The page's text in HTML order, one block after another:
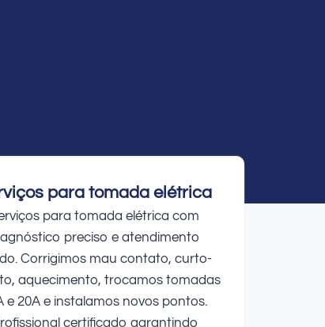
para tomada elétrica
para tomada elétrica com
preciso e atendimento
Corrigimos mau contato, curto-
aquecimento, trocamos tomadas
e 20A e instalamos novos pontos.
certificado garantindo